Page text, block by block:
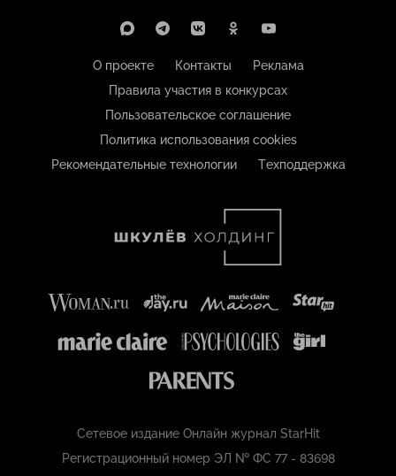
О проекте Контакты
Реклама
Правила участия в конкурсах
Пользовательское соглашение
Политика использования cookies
Рекомендательные технологии
Техподдержка
Сетевое издание Онлайн журнал StarHit
Регистрационный номер ЭЛ № ФС 77 - 83698